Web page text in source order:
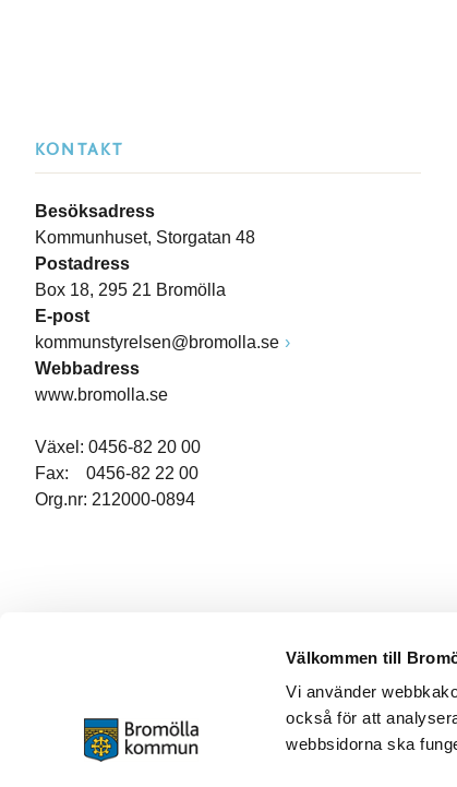
Välkommen till
Vi använder
också för att
webbsidorna ska
KONTAKT
Besöksadress
Kommunhuset, Storgatan 48
Postadress
Box 18, 295 21 Bromölla
E-post
kommunstyrelsen@bromolla.se
Webbadress
www.bromolla.se
Växel: 0456-82 20 00
Fax: 0456-82 22 00
Org.nr: 212000-0894